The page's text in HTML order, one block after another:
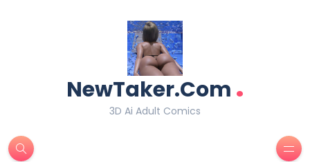
NewTaker.Com .
3D Ai Adult Comics